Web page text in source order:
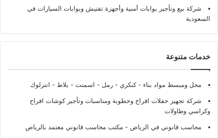
شركة بيع وتأجير بوابات أمنية وأجهزة تفتيش وبوابات السيارات في
السعودية
خدمات متنوعة
محل ومبسط مواد بناء - كنكري - رمل - اسمنت - بلاط - انترلوك
شركة تجهيز حفلات افراح وخطوبة ومناسبات وتأجير كوشات افراح
وكراسي وطاولات
محاسب قانوني في الرياض - مكتب محاسب قانوني معتمد بالرياض